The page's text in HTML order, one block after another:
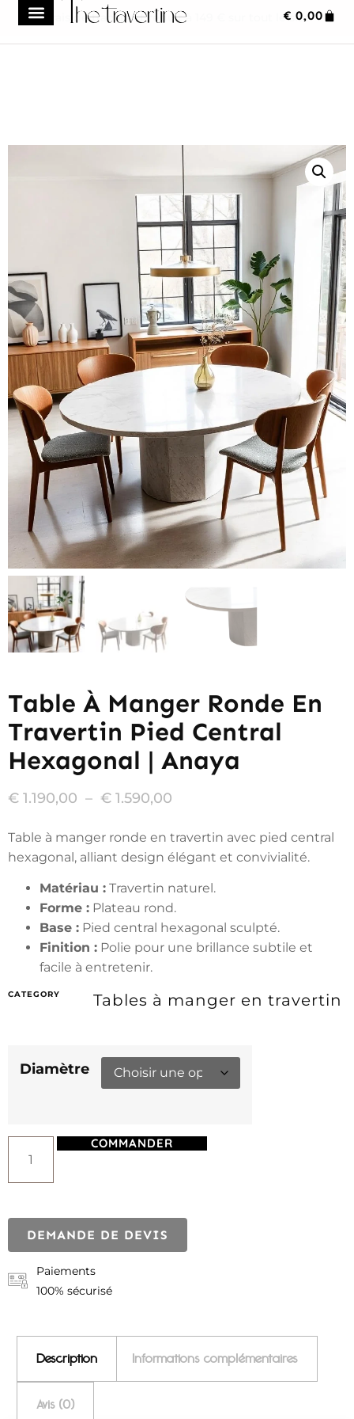
Frais de transport réduit à 149 € sur tout le site
€ 0,00
Table À Manger Ronde En
Travertin Pied Central
Hexagonal | Anaya
€ 1.190,00 – € 1.590,00
Table à manger ronde en travertin avec pied central
hexagonal, alliant design élégant et convivialité.
Matériau : Travertin naturel.
Forme : Plateau rond.
Base : Pied central hexagonal sculpté.
Finition : Polie pour une brillance subtile et
facile à entretenir.
CATEGORY Tables à manger en travertin
Diamètre
COMMANDER
DEMANDE DE DEVIS
Paiements
100% sécurisé
Description Informations complémentaires
Avis (0)